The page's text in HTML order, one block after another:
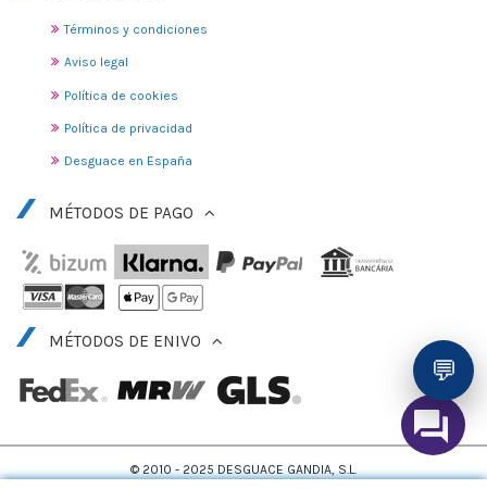
Términos y condiciones
Aviso legal
Política de cookies
Política de privacidad
Desguace en España
MÉTODOS DE PAGO
MÉTODOS DE ENIVO
💬
© 2010 - 2025 DESGUACE GANDIA, S.L.